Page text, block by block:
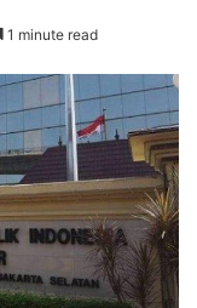
1 minute read